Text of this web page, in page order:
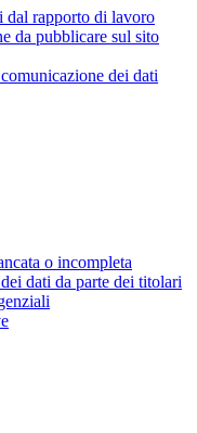
dal rapporto di lavoro
da pubblicare sul sito
dei dati
o incompleta
dati da parte dei titolari